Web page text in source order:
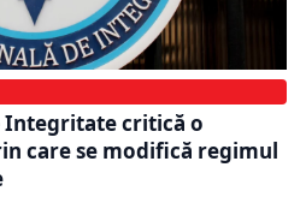
Integritate critică o
care se modifică regimul